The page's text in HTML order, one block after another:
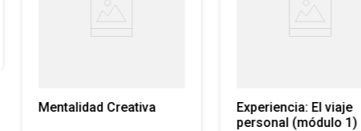
Mentalidad Creativa
Experiencia: El viaje
personal (módulo 1)